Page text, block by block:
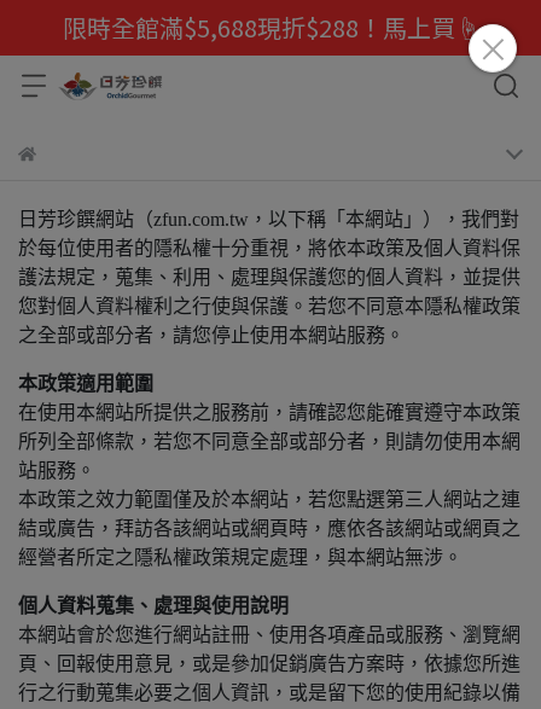
限時全館滿$5,688現折$288！馬上買☝️
日芳珍饌網站（zfun.com.tw，以下稱「本網站」），我們對
於每位使用者的隱私權十分重視，將依本政策及個人資料保
護法規定，蒐集、利用、處理與保護您的個人資料，並提供
您對個人資料權利之行使與保護。若您不同意本隱私權政策
之全部或部分者，請您停止使用本網站服務。
本政策適用範圍
在使用本網站所提供之服務前，請確認您能確實遵守本政策
所列全部條款，若您不同意全部或部分者，則請勿使用本網
站服務。
本政策之效力範圍僅及於本網站，若您點選第三人網站之連
結或廣告，拜訪各該網站或網頁時，應依各該網站或網頁之
經營者所定之隱私權政策規定處理，與本網站無涉。
個人資料蒐集、處理與使用說明
本網站會於您進行網站註冊、使用各項產品或服務、瀏覽網
頁、回報使用意見，或是參加促銷廣告方案時，依據您所進
行之行動蒐集必要之個人資訊，或是留下您的使用紀錄以備